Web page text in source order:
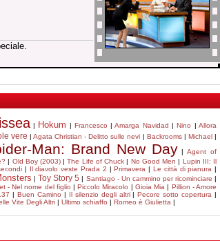
| Hokum | Francesco |Amarga Navidad |Nino |Allora
vere | Agata Christian - Delitto sulle nevi | Backrooms| Michael|
Man: Brand New Day |Agent of
| Old Boy (2003)|The Life of Chuck | No Good Men | Lupin III: Il
| Il diavolo veste Prada 2 |Primavera | Le città di pianura |
| Toy Story 5 | Santiago - Un cammino per ricominciare |
- Nel nome del figlio |Piccolo Miracolo | Gioia Mia | Pillion - Amore
| Buen Camino | Il silenzio degli altri|Pecore sotto copertura |
Vite Degli Altri | Ultimo schiaffo | Romeo è Giulietta |